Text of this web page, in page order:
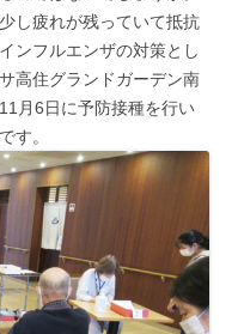
し疲れが残っていて抵抗
ンフルエンザの対策とし
高住グランドガーデン南
月6日に予防接種を行い
す。